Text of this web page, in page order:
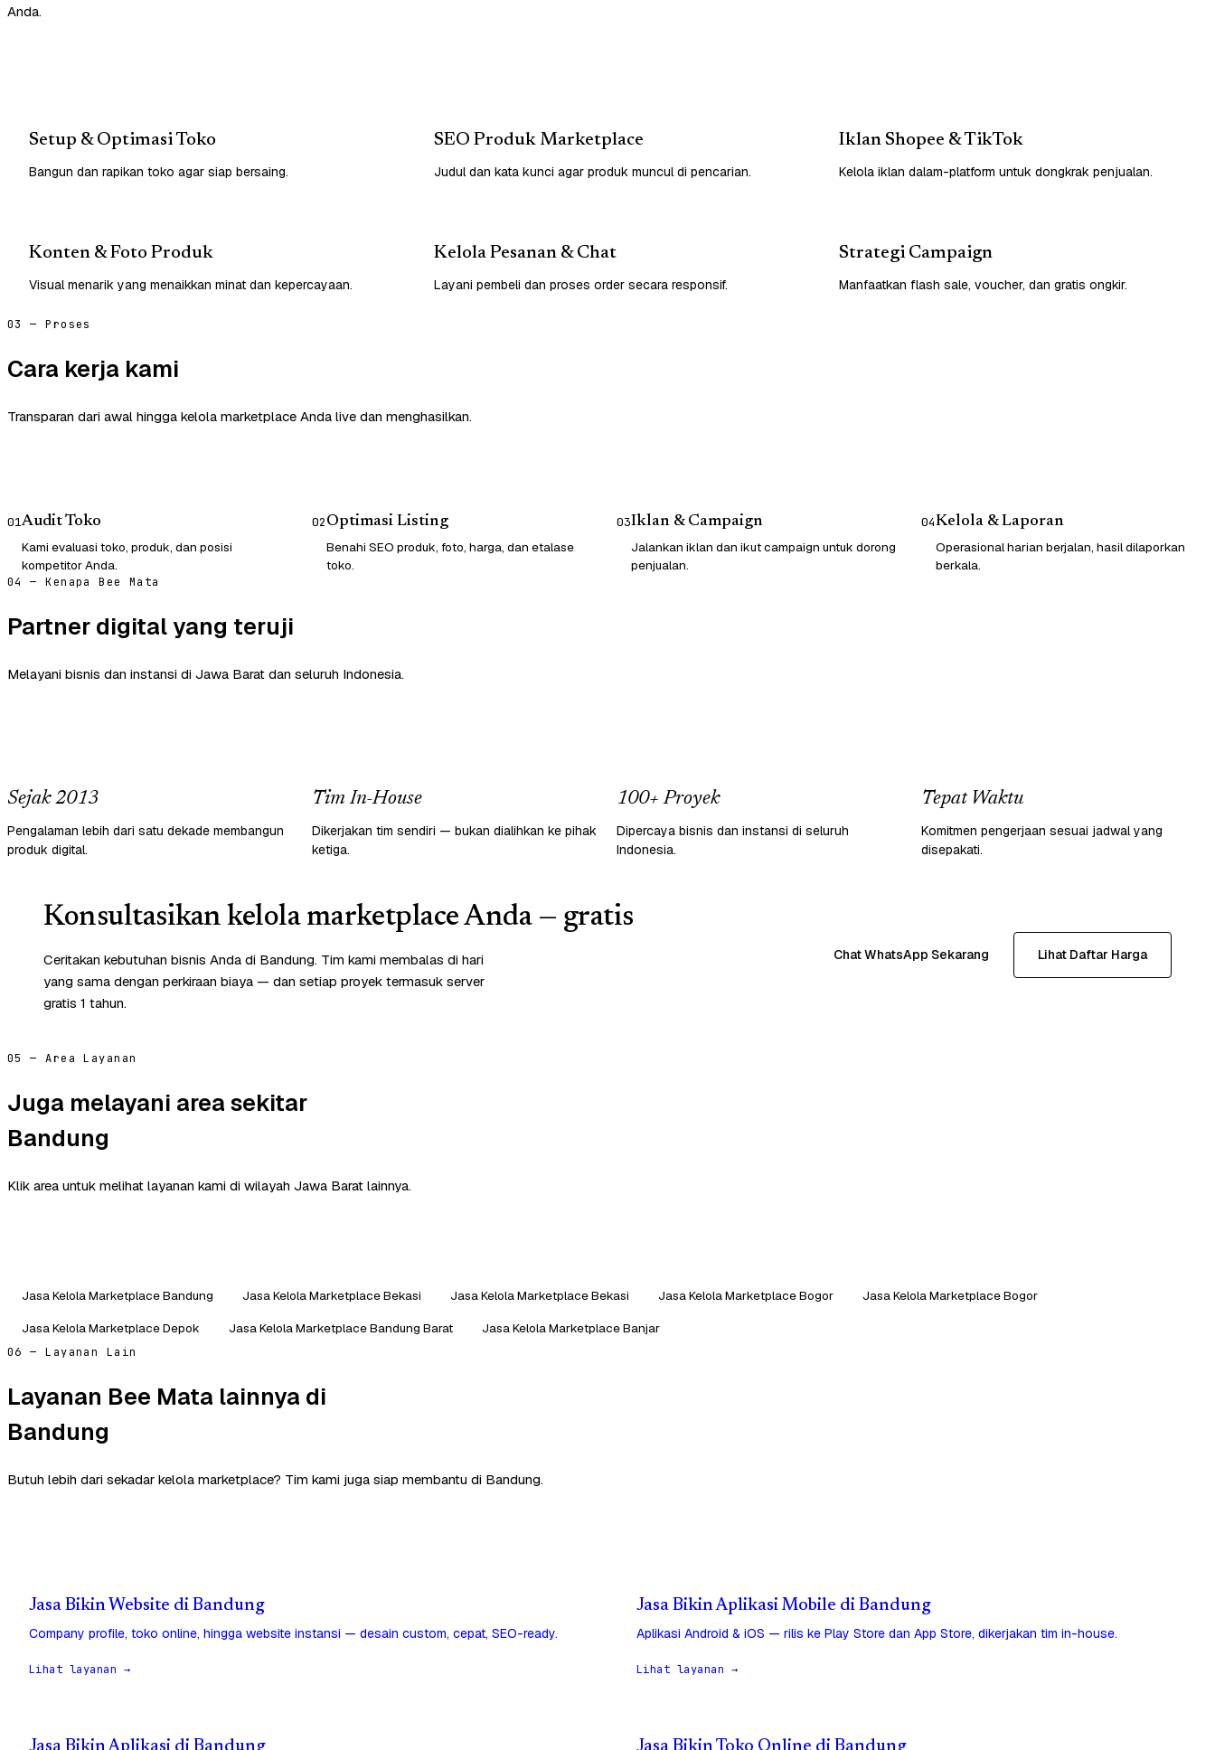
Anda.
Setup & Optimasi Toko
Bangun dan rapikan toko agar siap bersaing.
SEO Produk Marketplace
Judul dan kata kunci agar produk muncul di pencarian.
Iklan Shopee & TikTok
Kelola iklan dalam-platform untuk dongkrak penjualan.
Konten & Foto Produk
Visual menarik yang menaikkan minat dan kepercayaan.
Kelola Pesanan & Chat
Layani pembeli dan proses order secara responsif.
Strategi Campaign
Manfaatkan flash sale, voucher, dan gratis ongkir.
03 — Proses
Cara kerja kami
Transparan dari awal hingga kelola marketplace Anda live dan menghasilkan.
01Audit Toko
Kami evaluasi toko, produk, dan posisi
kompetitor Anda.
02Optimasi Listing
Benahi SEO produk, foto, harga, dan etalase
toko.
03Iklan & Campaign
Jalankan iklan dan ikut campaign untuk dorong
penjualan.
04Kelola & Laporan
Operasional harian berjalan, hasil dilaporkan
berkala.
04 — Kenapa Bee Mata
Partner digital yang teruji
Melayani bisnis dan instansi di Jawa Barat dan seluruh Indonesia.
Sejak 2013
Pengalaman lebih dari satu dekade membangun
produk digital.
Tim In-House
Dikerjakan tim sendiri — bukan dialihkan ke pihak
ketiga.
100+ Proyek
Dipercaya bisnis dan instansi di seluruh
Indonesia.
Tepat Waktu
Komitmen pengerjaan sesuai jadwal yang
disepakati.
Konsultasikan kelola marketplace Anda — gratis
Ceritakan kebutuhan bisnis Anda di Bandung. Tim kami membalas di hari
yang sama dengan perkiraan biaya — dan setiap proyek termasuk server
gratis 1 tahun.
Chat WhatsApp Sekarang Lihat Daftar Harga
05 — Area Layanan
Juga melayani area sekitar
Bandung
Klik area untuk melihat layanan kami di wilayah Jawa Barat lainnya.
Jasa Kelola Marketplace Bandung Jasa Kelola Marketplace Bekasi Jasa Kelola Marketplace Bekasi Jasa Kelola Marketplace Bogor
Jasa Kelola Marketplace Bogor
Jasa Kelola Marketplace Depok
Jasa Kelola Marketplace Bandung Barat Jasa Kelola Marketplace Banjar
06 — Layanan Lain
Layanan Bee Mata lainnya di
Bandung
Butuh lebih dari sekadar kelola marketplace? Tim kami juga siap membantu di Bandung.
Jasa Bikin Website di Bandung
Company profile, toko online, hingga website instansi — desain custom, cepat, SEO-ready.
Lihat layanan →
Jasa Bikin Aplikasi Mobile di Bandung
Aplikasi Android & iOS — rilis ke Play Store dan App Store, dikerjakan tim in-house.
Lihat layanan →